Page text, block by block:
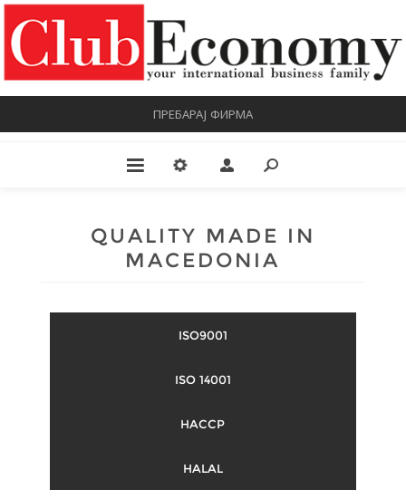
ПРЕБАРАЈ ФИРМА
QUALITY MADE IN
MACEDONIA
ISO9001
ISO 14001
HACCP
HALAL